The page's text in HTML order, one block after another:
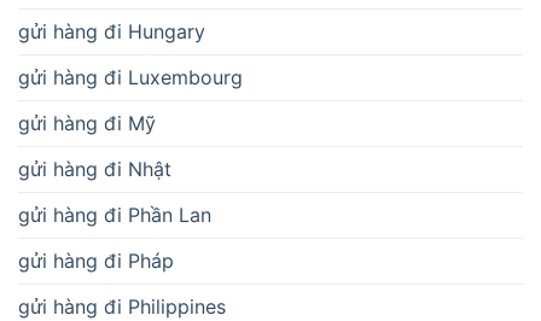
gửi hàng đi Hungary
gửi hàng đi Luxembourg
gửi hàng đi Mỹ
gửi hàng đi Nhật
gửi hàng đi Phần Lan
gửi hàng đi Pháp
gửi hàng đi Philippines